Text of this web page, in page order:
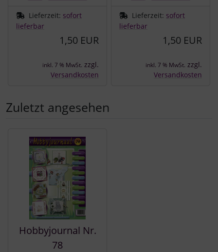
Lieferzeit: sofort
lieferbar
1,50 EUR
inkl. 7 % MwSt. zzgl.
Versandkosten
Lieferzeit: sofort
lieferbar
1,50 EUR
inkl. 7 % MwSt. zzgl.
Versandkosten
Zuletzt angesehen
Hobbyjournal Nr.
78